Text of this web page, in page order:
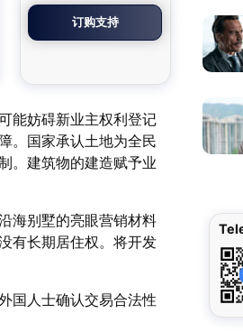
订购支持
能妨碍新业主权利登记
。国家承认土地为全民
。建筑物的建造赋予业
海别墅的亮眼营销材料
有长期居住权。将开发
国人士确认交易合法性